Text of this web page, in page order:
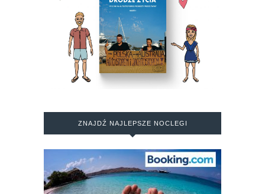
ZNAJDŹ NAJLEPSZE NOCLEGI